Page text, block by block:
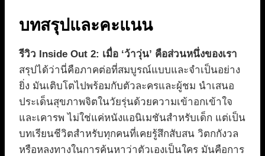
บทสรุปและคะแนน
รีวิว Inside Out 2: เมื่อ ‘ว้าวุ่น’ คือส่วนหนึ่งของเรา
สรุปได้ว่านี่คือภาคต่อที่สมบูรณ์แบบและจำเป็นอย่าง
ยิ่ง มันเติบโตไปพร้อมกับตัวละครและผู้ชม นำเสนอ
ประเด็นสุขภาพจิตในวัยรุ่นด้วยความเข้าอกเข้าใจ
และเคารพ ไม่ใช่แค่หนังแอนิเมชันสำหรับเด็ก แต่เป็น
บทเรียนชีวิตสำหรับทุกคนที่เคยรู้สึกสับสน วิตกกังวล
หรือหลงทางในการค้นหาว่าตัวเองเป็นใคร มันคือการ